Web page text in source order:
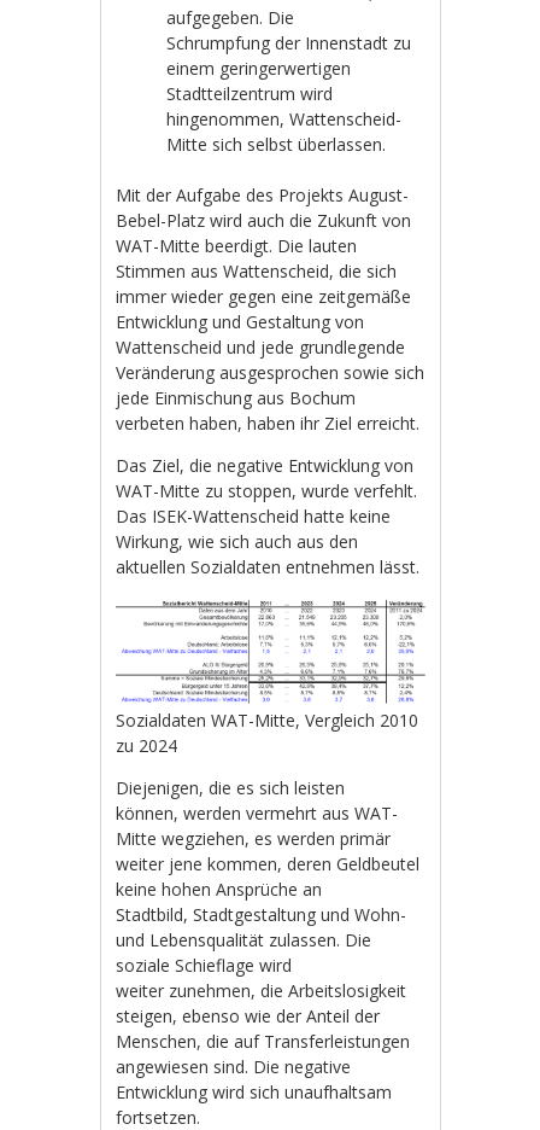
aufgegeben. Die
Schrumpfung der Innenstadt zu
einem geringerwertigen
Stadtteilzentrum wird
hingenommen, Wattenscheid-
Mitte sich selbst überlassen.
Mit der Aufgabe des Projekts August-
Bebel-Platz wird auch die Zukunft von
WAT-Mitte beerdigt. Die lauten
Stimmen aus Wattenscheid, die sich
immer wieder gegen eine zeitgemäße
Entwicklung und Gestaltung von
Wattenscheid und jede grundlegende
Veränderung ausgesprochen sowie sich
jede Einmischung aus Bochum
verbeten haben, haben ihr Ziel erreicht.
Das Ziel, die negative Entwicklung von
WAT-Mitte zu stoppen, wurde verfehlt.
Das ISEK-Wattenscheid hatte keine
Wirkung, wie sich auch aus den
aktuellen Sozialdaten entnehmen lässt.
Sozialdaten WAT-Mitte, Vergleich 2010
zu 2024
Diejenigen, die es sich leisten
können, werden vermehrt aus WAT-
Mitte wegziehen, es werden primär
weiter jene kommen, deren Geldbeutel
keine hohen Ansprüche an
Stadtbild, Stadtgestaltung und Wohn-
und Lebensqualität zulassen. Die
soziale Schieflage wird
weiter zunehmen, die Arbeitslosigkeit
steigen, ebenso wie der Anteil der
Menschen, die auf Transferleistungen
angewiesen sind. Die negative
Entwicklung wird sich unaufhaltsam
fortsetzen.